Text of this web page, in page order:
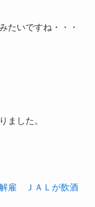
たいですね・・・
ました。
雇 ＪＡＬが飲酒